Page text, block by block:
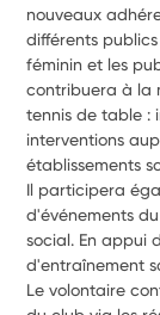
nouveaux
différents
féminin et les
contribuera à la
tennis de table :
interventions
établissements
Il participera
d'événements
social. En appui
d'entraînement
Le volontaire